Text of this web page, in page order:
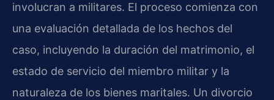
involucran a militares. El proceso comienza con
una evaluación detallada de los hechos del
caso, incluyendo la duración del matrimonio, el
estado de servicio del miembro militar y la
naturaleza de los bienes maritales. Un divorcio